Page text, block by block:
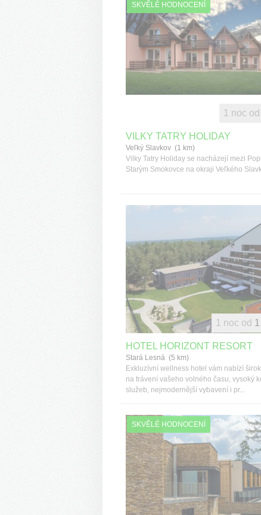
SKVĚLÉ HODNOCENÍ
VILKY TATRY HOLIDAY
Veľký Slavkov (1 km)
Vilky Tatry Holiday se nacházejí mezi
Starým Smokovce na okraji Veľkého
1 noc od
HOTEL HORIZONT RESORT
Stará Lesná (5 km)
Exkluzívní wellness hotel vám nabízí
na trávení vašeho volného času, vysoký
služeb, nejmodernější vybavení i pr...
1 noc od
SKVĚLÉ HODNOCENÍ